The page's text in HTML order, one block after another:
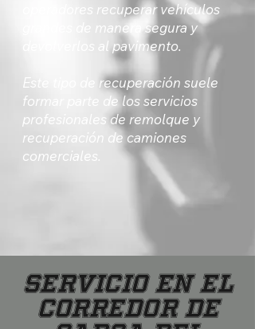
operadores recuperar vehículos
grandes de manera segura y
devolverlos al pavimento.
Este tipo de recuperación suele
formar parte de los servicios
profesionales de remolque y
recuperación de camiones
comerciales.
Servicio en el
corredor de